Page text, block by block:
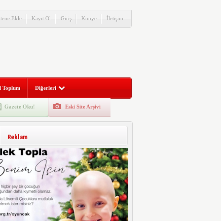
Ekle Kayıt Ol Giriş Künye İletişim
Toplum Diğerleri
Gazete Oku! Eski Site Arşivi
Reklam